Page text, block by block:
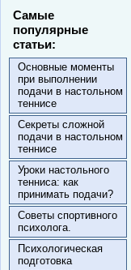
Самые
популярные
статьи:
Основные моменты
при выполнении
подачи в настольном
теннисе
Секреты сложной
подачи в настольном
теннисе
Уроки настольного
тенниса: как
принимать подачи?
Советы спортивного
психолога.
Психологическая
подготовка